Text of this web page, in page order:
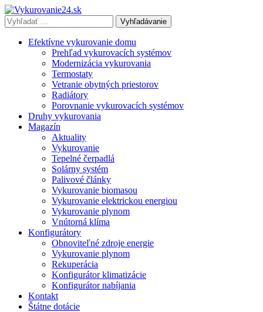
Vyhľadávať
výraz:
Efektívne vykurovanie domu
Prehľad vykurovacích systémov
Modernizácia vykurovania
Termostaty
Vetranie obytných priestorov
Radiátory
Porovnanie vykurovacích systémov
Druhy vykurovania
Magazín
Aktuality
Vykurovanie
Tepelné čerpadlá
Solárny systém
Palivové články
Vykurovanie biomasou
Vykurovanie elektrickou energiou
Vykurovanie plynom
Vnútorná klíma
Konfigurátory
Obnoviteľné zdroje energie
Vykurovanie plynom
Rekuperácia
Konfigurátor klimatizácie
Konfigurátor nabíjania
Kontakt
Štátne dotácie